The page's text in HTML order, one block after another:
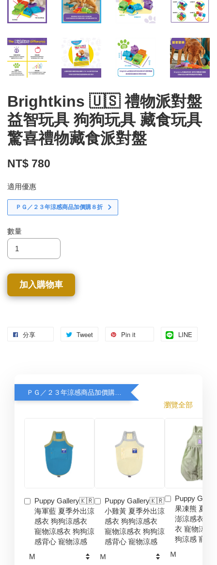
Brightkins 🇺🇸 禮物派對盤
益智玩具 狗狗玩具 藏食玩具
驚喜禮物藏食派對盤
NT$ 780
適用優惠
ＰＧ／２３年涼感商品加價購８折
數量
加入購物車
分享 Tweet Pin it LINE
瀏覽全部
Puppy Gallery🇰🇷
海軍藍 夏季外出涼
感衣 狗狗涼感衣
寵物涼感衣 狗狗涼
感背心 寵物涼感
Puppy Gallery🇰🇷
小雞黃 夏季外出涼
感衣 狗狗涼感衣
寵物涼感衣 狗狗涼
感背心 寵物涼感
Puppy
果凍熊 夏季
澎涼感衣 狗
衣 寵物涼感
狗涼感 寵物